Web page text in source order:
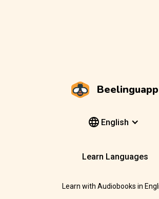
Beelinguapp
English
Learn Languages
Learn with Audiobooks in